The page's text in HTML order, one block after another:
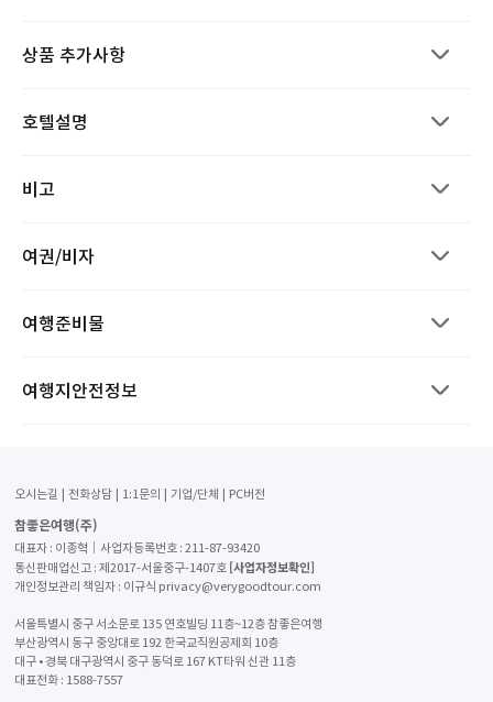
상품 추가사항
호텔설명
비고
여권/비자
여행준비물
여행지안전정보
오시는길 전화상담 1:1문의 기업/단체 PC버전
참좋은여행(주)
대표자 : 이종혁│사업자등록번호 : 211-87-93420
통신판매업신고 : 제2017-서울중구-1407호 [사업자정보확인]
개인정보관리 책임자 : 이규식 privacy@verygoodtour.com
서울특별시 중구 서소문로 135 연호빌딩 11층~12층 참좋은여행
부산광역시 동구 중앙대로 192 한국교직원공제회 10층
대구 • 경북 대구광역시 중구 동덕로 167 KT타워 신관 11층
대표전화 : 1588-7557